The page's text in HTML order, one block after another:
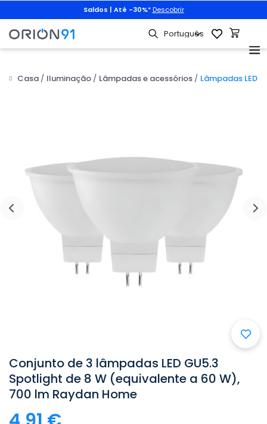
Saldos | Até -30%* Descobrir
Casa Iluminação Lâmpadas e acessórios Lâmpadas LED
Conjunto de 3 lâmpadas LED GU5.3
Spotlight de 8 W (equivalente a 60 W),
700 lm Raydan Home